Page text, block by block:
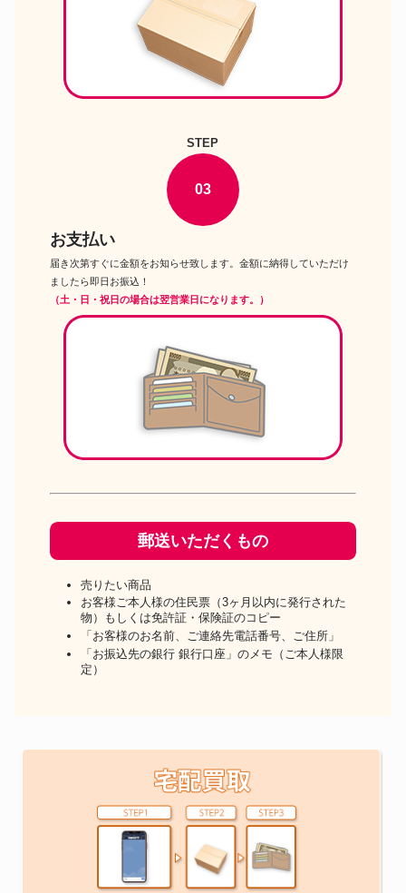
STEP
03
お支払い
届き次第すぐに金額をお知らせ致します。金額に納得していただけ
ましたら即日お振込！
（土・日・祝日の場合は翌営業日になります。）
郵送いただくもの
売りたい商品
お客様ご本人様の住民票（3ヶ月以内に発行された
物）もしくは免許証・保険証のコピー
「お客様のお名前、ご連絡先電話番号、ご住所」
「お振込先の銀行 銀行口座」のメモ（ご本人様限
定）